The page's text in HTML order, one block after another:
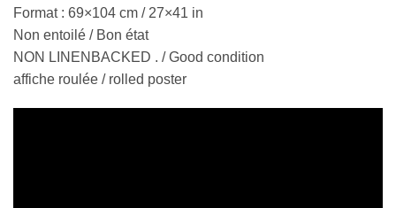
Format : 69×104 cm / 27×41 in
Non entoilé / Bon état
NON LINENBACKED . / Good condition
affiche roulée / rolled poster